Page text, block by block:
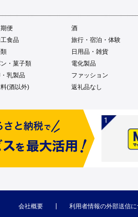
便
酒
食品
旅行・宿泊・体験
日用品・雑貨
・菓子類
電化製品
乳製品
ファッション
(酒以外) 返礼品なし
会社概要 利用者情報の外部送信に